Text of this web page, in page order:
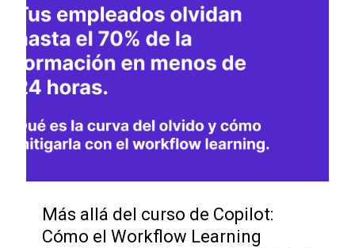
Más allá del curso de Copilot:
Cómo el Workflow Learning